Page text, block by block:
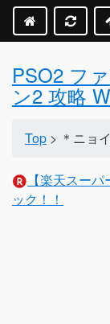
PSO2 フ
ン2 攻略
Top > ＊ニョ
【楽天スー
ック！！